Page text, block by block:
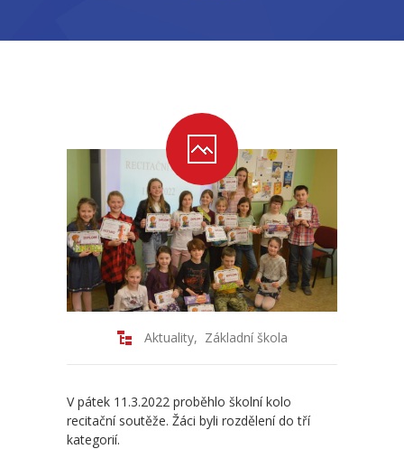
-- Fotogalerie ZŠ
Mateřská škola
-- Aktuality MŠ
-- Uspořádání dne MŠ
-- Učitelé MŠ
-- Organizace školního roku MŠ
-- Nadstandardní činnosti
-- Školní řád MŠ
Aktuality, Základní škola
V pátek 11.3.2022 proběhlo školní kolo
recitační soutěže. Žáci byli rozdělení do tří
kategorií.